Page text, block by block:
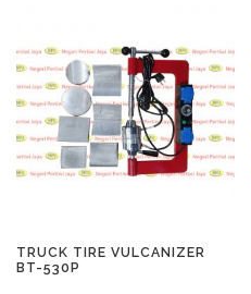
TRUCK TIRE VULCANIZER
BT-530P